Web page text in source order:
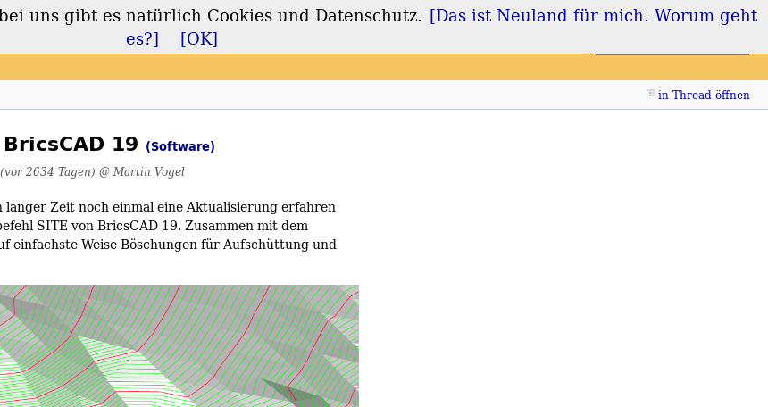
Login Registrieren
in Thread öffnen
19 (Software)
(vor 2634 Tagen) @ Martin Vogel
Zeit noch einmal eine Aktualisierung erfahren
SITE von BricsCAD 19. Zusammen mit dem
einfachste Weise Böschungen für Aufschüttung und
uns gibt es natürlich Cookies und Datenschutz. [Das ist Neuland für mich. Worum geht
es?]
[OK]